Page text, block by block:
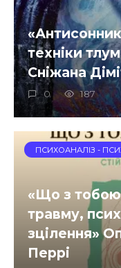
техніки
Сніжана
0 187
ПСИХОАНАЛІЗ -
«Що з
травму,
зцілення»
Перрі